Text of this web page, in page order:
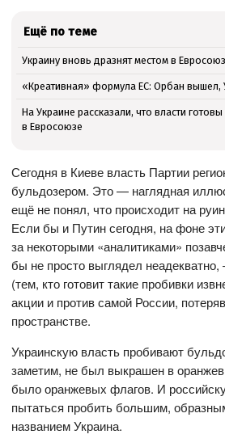
Ещё по теме
Украину вновь дразнят местом в
«Креативная» формула ЕС: Орбан вышел,
На Украине рассказали, что власти
в Евросоюзе
Сегодня в Киеве власть Партии
бульдозером. Это — наглядная
ещё не понял, что происходит на
Если бы и Путин сегодня, на фоне
за некоторыми «аналитиками»
бы не просто выглядел
(тем, кто готовит такие пробивки
акции и против самой России,
пространстве.
Украинскую власть пробивают
заметим, не был выкрашен в
было оранжевых флагов. И
пытаться пробить большим,
названием Украина.